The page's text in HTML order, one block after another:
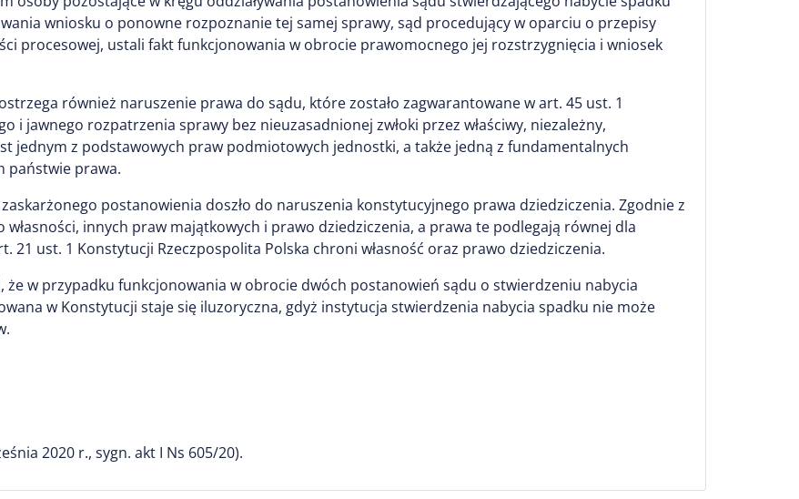
wniosku o ponowne rozpoznanie tej samej sprawy, sąd procedujący w oparciu o przepisy
procesowej, ustali fakt funkcjonowania w obrocie prawomocnego jej rozstrzygnięcia i wniosek
również naruszenie prawa do sądu, które zostało zagwarantowane w art. 45 ust. 1
i jawnego rozpatrzenia sprawy bez nieuzasadnionej zwłoki przez właściwy, niezależny,
jednym z podstawowych praw podmiotowych jednostki, a także jedną z fundamentalnych
państwie prawa.
postanowienia doszło do naruszenia konstytucyjnego prawa dziedziczenia. Zgodnie z
innych praw majątkowych i prawo dziedziczenia, a prawa te podlegają równej dla
21 ust. 1 Konstytucji Rzeczpospolita Polska chroni własność oraz prawo dziedziczenia.
że w przypadku funkcjonowania w obrocie dwóch postanowień sądu o stwierdzeniu nabycia
w Konstytucji staje się iluzoryczna, gdyż instytucja stwierdzenia nabycia spadku nie może
2020 r., sygn. akt I Ns 605/20).